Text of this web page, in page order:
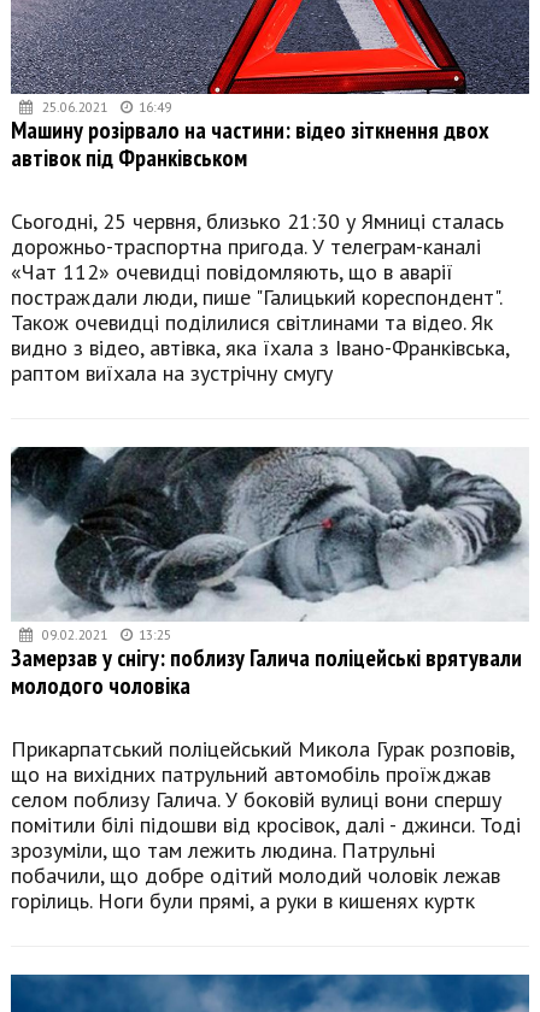
25.06.2021 16:49
Машину розірвало на частини: відео зіткнення двох
автівок під Франківськом
Сьогодні, 25 червня, близько 21:30 у Ямниці сталась
дорожньо-траспортна пригода. У телеграм-каналі
«Чат 112» очевидці повідомляють, що в аварії
постраждали люди, пише "Галицький кореспондент".
Також очевидці поділилися світлинами та відео. Як
видно з відео, автівка, яка їхала з Івано-Франківська,
раптом виїхала на зустрічну смугу
09.02.2021 13:25
Замерзав у снігу: поблизу Галича поліцейські врятували
молодого чоловіка
Прикарпатський поліцейський Микола Гурак розповів,
що на вихідних патрульний автомобіль проїжджав
селом поблизу Галича. У боковій вулиці вони спершу
помітили білі підошви від кросівок, далі - джинси. Тоді
зрозуміли, що там лежить людина. Патрульні
побачили, що добре одітий молодий чоловік лежав
горілиць. Ноги були прямі, а руки в кишенях куртк